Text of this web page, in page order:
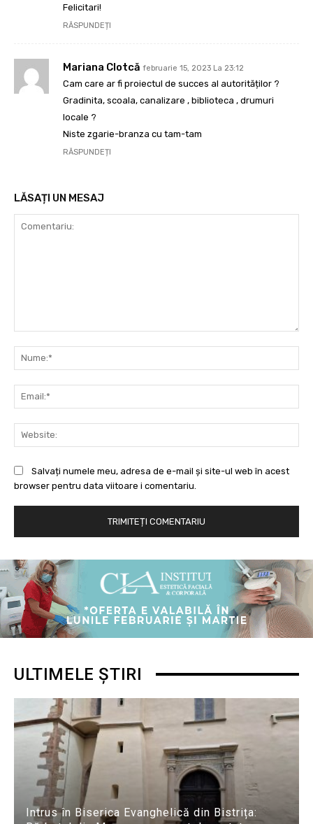
Felicitari!
RĂSPUNDEȚI
Mariana Clotcă februarie 15, 2023 La 23:12
Cam care ar fi proiectul de succes al autorităților ?
Gradinita, scoala, canalizare , biblioteca , drumuri
locale ?
Niste zgarie-branza cu tam-tam
RĂSPUNDEȚI
LĂSAȚI UN MESAJ
Salvați numele meu, adresa de e-mail și site-ul web în acest
browser pentru data viitoare i comentariu.
ULTIMELE ȘTIRI
Intrus în Biserica Evanghelică din Bistrița: